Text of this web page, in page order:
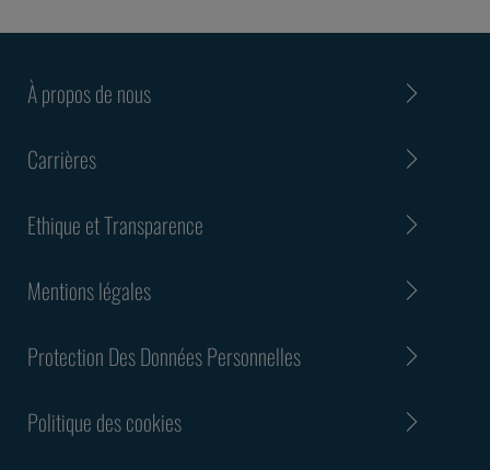
À propos de nous
Carrières
Ethique et Transparence
Mentions légales
Protection Des Données Personnelles
Politique des cookies